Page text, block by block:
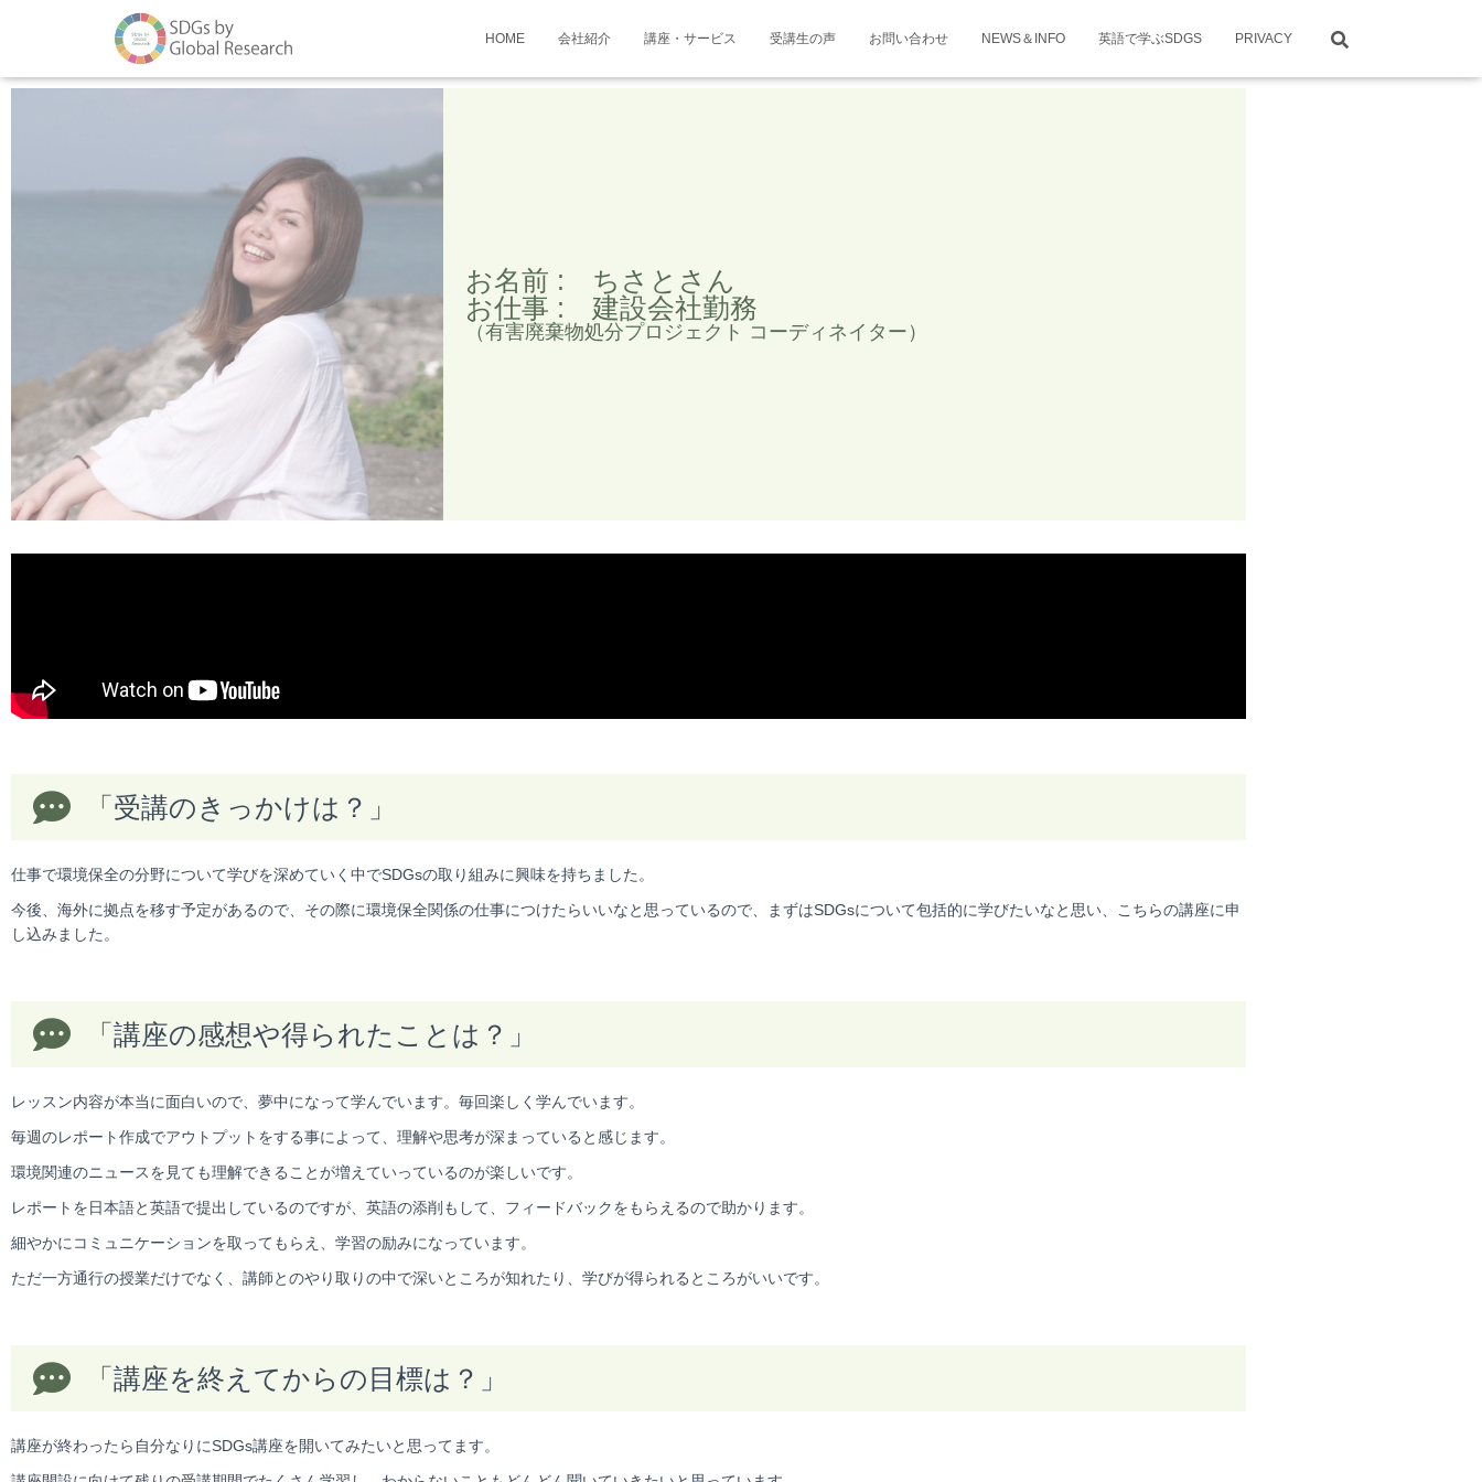
HOME 会社紹介 講座・サービス 受講生の声 お問い合わせ NEWS＆INFO 英語で学ぶSDGS PRIVACY
お名前 : ちさとさん
お仕事 : 建設会社勤務
（有害廃棄物処分プロジェクト コーディネイター）
「受講のきっかけは？」
仕事で環境保全の分野について学びを深めていく中でSDGsの取り組みに興味を持ちました。
今後、海外に拠点を移す予定があるので、その際に環境保全関係の仕事につけたらいいなと思っているので、まずはSDGsについて包括的に学びたいなと思い、こちらの講座に申
し込みました。
「講座の感想や得られたことは？」
レッスン内容が本当に面白いので、夢中になって学んでいます。毎回楽しく学んでいます。
毎週のレポート作成でアウトプットをする事によって、理解や思考が深まっていると感じます。
環境関連のニュースを見ても理解できることが増えていっているのが楽しいです。
レポートを日本語と英語で提出しているのですが、英語の添削もして、フィードバックをもらえるので助かります。
細やかにコミュニケーションを取ってもらえ、学習の励みになっています。
ただ一方通行の授業だけでなく、講師とのやり取りの中で深いところが知れたり、学びが得られるところがいいです。
「講座を終えてからの目標は？」
講座が終わったら自分なりにSDGs講座を開いてみたいと思ってます。